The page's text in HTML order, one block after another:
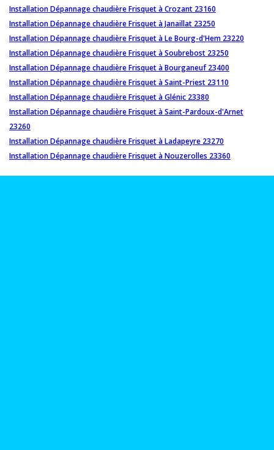
Installation Dépannage chaudière Frisquet à Crozant 23160
Installation Dépannage chaudière Frisquet à Janaillat 23250
Installation Dépannage chaudière Frisquet à Le Bourg-d'Hem 23220
Installation Dépannage chaudière Frisquet à Soubrebost 23250
Installation Dépannage chaudière Frisquet à Bourganeuf 23400
Installation Dépannage chaudière Frisquet à Saint-Priest 23110
Installation Dépannage chaudière Frisquet à Glénic 23380
Installation Dépannage chaudière Frisquet à Saint-Pardoux-d'Arnet
23260
Installation Dépannage chaudière Frisquet à Ladapeyre 23270
Installation Dépannage chaudière Frisquet à Nouzerolles 23360